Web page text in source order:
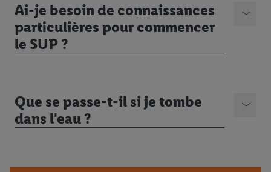
Ai-je besoin de connaissances
particulières pour commencer
le SUP ?
Que se passe-t-il si je tombe
dans l'eau ?